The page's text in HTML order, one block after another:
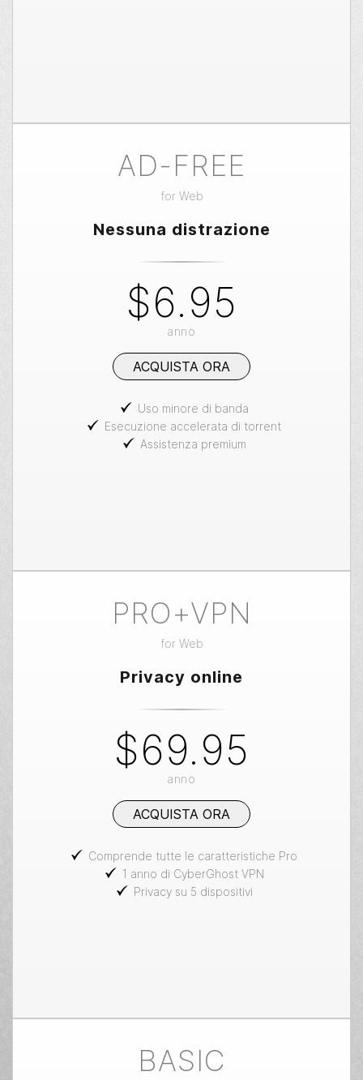
PRO+VPN
for Web
Privacy online
$69.95
anno
ACQUISTA ORA
Comprende tutte le caratteristiche Pro
1 anno di CyberGhost VPN
Privacy su 5 dispositivi
AD-FREE
for Web
Nessuna distrazione
$6.95
anno
ACQUISTA ORA
Uso minore di banda
Esecuzione accelerata di torrent
Assistenza premium
BASIC